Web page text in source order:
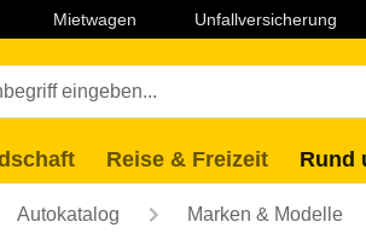
Mietwagen Unfallversicherung
Reise & Freizeit Rund
Autokatalog Marken & Modelle